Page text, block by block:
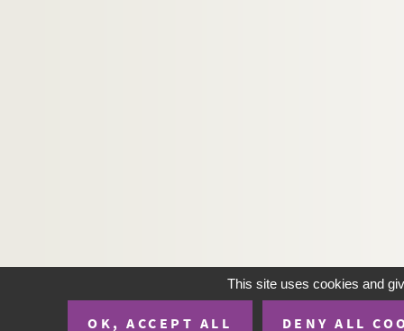
This site uses cookies and
OK, ACCEPT ALL DENY ALL